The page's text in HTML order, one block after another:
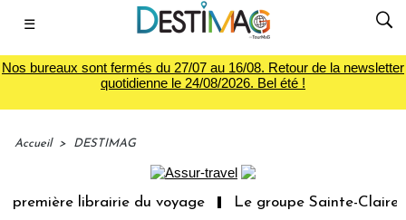
☰
Nos bureaux sont fermés du 27/07 au 16/08. Retour de la newsletter
quotidienne le 24/08/2026. Bel été !
Accueil > DESTIMAG
librairie du voyage Le groupe Sainte-Claire